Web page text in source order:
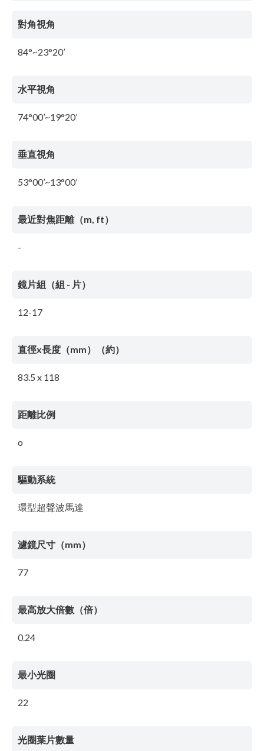
對角視角
84°~23°20’
水平視角
74°00’~19°20’
垂直視角
53°00’~13°00’
最近對焦距離（m, ft）
-
鏡片組（組 - 片）
12-17
直徑x長度（mm）（約）
83.5 x 118
距離比例
o
驅動系統
環型超聲波馬達
濾鏡尺寸（mm）
77
最高放大倍數（倍）
0.24
最小光圈
22
光圈葉片數量